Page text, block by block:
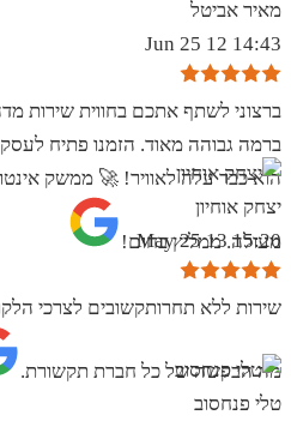
מאיר אביטל
14:43 12 Jun 25
ברצוני לשתף אתכם בחווית שירות
ברמה גבוהה מאוד. הזמנו פתיח
הוא כבר עלה לאוויר! 🚀 ממשק
מעולה. ממליץ בחום!
יצחק אוחיון
15:20 13 May 25
שירות ללא תחרותקשובים לצרכי
מה הבקשה של כל חברת תקשורת.
טלי פנחסוב